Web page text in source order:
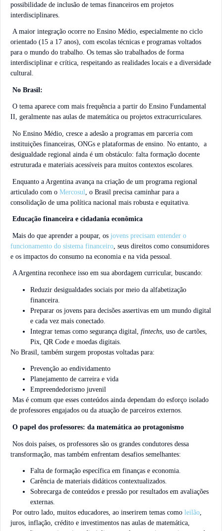
possibilidade de inclusão de temas financeiros em projetos
interdisciplinares.
A maior integração ocorre no Ensino Médio, especialmente no ciclo
orientado (15 a 17 anos), com escolas técnicas e programas voltados
para o mundo do trabalho. Os temas são trabalhados de forma
interdisciplinar e crítica, respeitando as realidades locais e a diversidade
cultural.
No Brasil:
O tema aparece com mais frequência a partir do Ensino Fundamental
II, geralmente nas aulas de matemática ou projetos extracurriculares.
No Ensino Médio, cresce a adesão a programas em parceria com
instituições financeiras, ONGs e plataformas de ensino. No entanto, a
desigualdade regional ainda é um obstáculo: falta formação docente
estruturada e materiais acessíveis para muitos contextos escolares.
Enquanto a Argentina avança na criação de um programa regional
articulado com o Mercosul , o Brasil precisa caminhar para a
consolidação de uma política nacional mais robusta e equitativa.
Educação financeira e cidadania econômica
Mais do que aprender a poupar, os jovens precisam entender o
funcionamento do sistema financeiro , seus direitos como consumidores
e os impactos do consumo na economia e na vida pessoal.
A Argentina reconhece isso em sua abordagem curricular, buscando:
Reduzir desigualdades sociais por meio da alfabetização
financeira.
Preparar os jovens para decisões assertivas em um mundo digital
e cada vez mais conectado.
Integrar temas como segurança digital, fintechs , uso de cartões,
Pix, QR Code e moedas digitais.
No Brasil, também surgem propostas voltadas para:
Prevenção ao endividamento
Planejamento de carreira e vida
Empreendedorismo juvenil
Mas é comum que esses conteúdos ainda dependam do esforço isolado
de professores engajados ou da atuação de parceiros externos.
O papel dos professores: da matemática ao protagonismo
Nos dois países, os professores são os grandes condutores dessa
transformação, mas também enfrentam desafios semelhantes:
Falta de formação específica em finanças e economia.
Carência de materiais didáticos contextualizados.
Sobrecarga de conteúdos e pressão por resultados em avaliações
externas.
Por outro lado, muitos educadores, ao inserirem temas como leilão,
juros, inflação, crédito e investimentos nas aulas de matemática,